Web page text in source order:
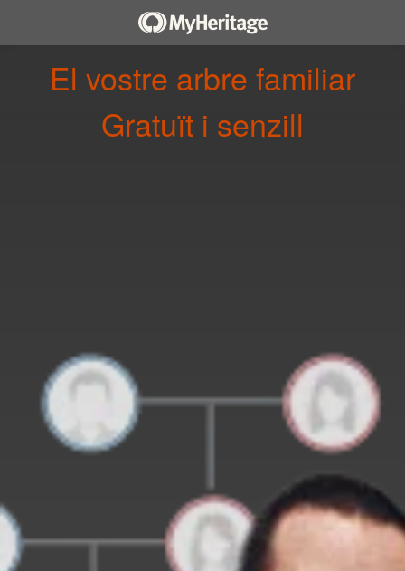
El vostre arbre familiar
gratuït i senzill